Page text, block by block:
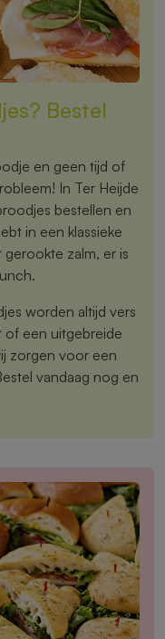
Bestel
en geen tijd of
In Ter Heijde
bestellen en
in een klassieke
zalm, er is
worden altijd vers
of een uitgebreide
zorgen voor een
vandaag nog en